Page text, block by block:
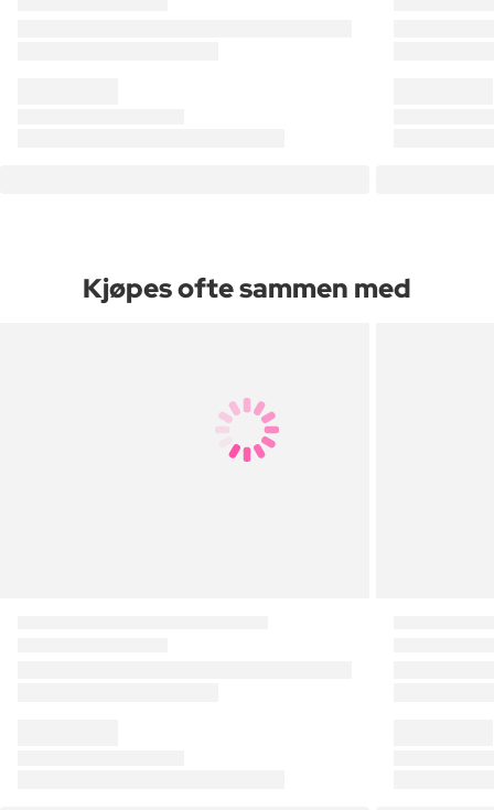
Kjøpes ofte sammen med